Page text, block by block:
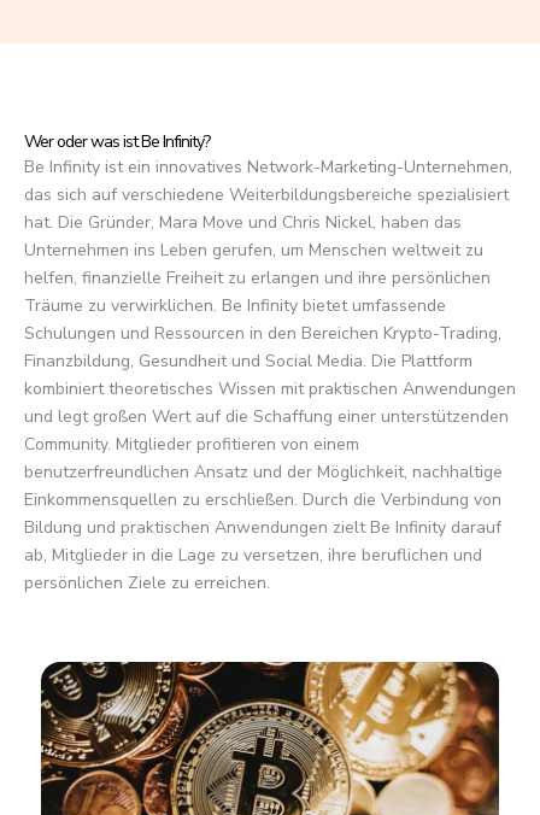
5
Wer oder was ist Be Infinity?
Be Infinity ist ein innovatives Network-Marketing-Unternehmen,
das sich auf verschiedene Weiterbildungsbereiche spezialisiert
hat. Die Gründer, Mara Move und Chris Nickel, haben das
Unternehmen ins Leben gerufen, um Menschen weltweit zu
helfen, finanzielle Freiheit zu erlangen und ihre persönlichen
Träume zu verwirklichen. Be Infinity bietet umfassende
Schulungen und Ressourcen in den Bereichen Krypto-Trading,
Finanzbildung, Gesundheit und Social Media. Die Plattform
kombiniert theoretisches Wissen mit praktischen Anwendungen
und legt großen Wert auf die Schaffung einer unterstützenden
Community. Mitglieder profitieren von einem
benutzerfreundlichen Ansatz und der Möglichkeit, nachhaltige
Einkommensquellen zu erschließen. Durch die Verbindung von
Bildung und praktischen Anwendungen zielt Be Infinity darauf
ab, Mitglieder in die Lage zu versetzen, ihre beruflichen und
persönlichen Ziele zu erreichen.